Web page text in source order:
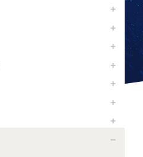







